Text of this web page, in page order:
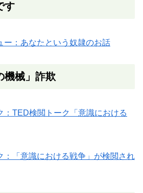
す
ー：あなたという奴隷のお話
機械」詐欺
：TED検閲トーク「意識における
：「意識における戦争」が検閲され